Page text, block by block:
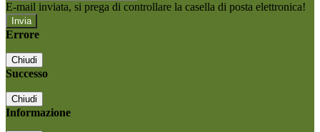
E-mail inviata, si prega di controllare la casella di posta elettronica!
Errore
Chiudi
Successo
Chiudi
Informazione